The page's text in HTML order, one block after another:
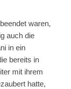
waren,
auch die
in ein
bereits in
mit ihrem
hatte,